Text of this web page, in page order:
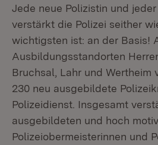
Jede neue Polizistin und
verstärkt die Polizei seither
wichtigsten ist: an der Basis!
Ausbildungsstandorten
Bruchsal, Lahr und Wertheim
230 neu ausgebildete
Polizeidienst. Insgesamt
ausgebildeten und hoch
Polizeiobermeisterinnen und